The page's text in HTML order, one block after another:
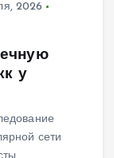
2026
у
сети